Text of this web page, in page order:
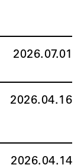
2026.07.01
2026.04.16
2026.04.14